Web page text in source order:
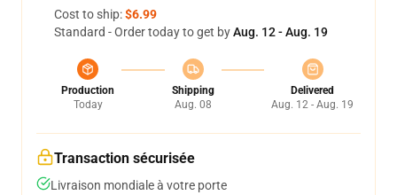
Cost to ship:$6.99
Standard - Order today to get byAug. 12 - Aug. 19
Production
Today
Shipping
Aug. 08
Delivered
Aug. 12 - Aug. 19
Transaction sécurisée
Livraison mondiale à votre porte